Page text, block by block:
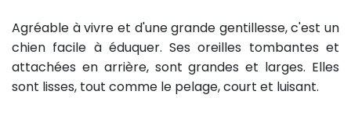
Agréable à vivre et d'une grande gentillesse, c'est un
chien facile à éduquer. Ses oreilles tombantes et
attachées en arrière, sont grandes et larges. Elles
sont lisses, tout comme le pelage, court et luisant.